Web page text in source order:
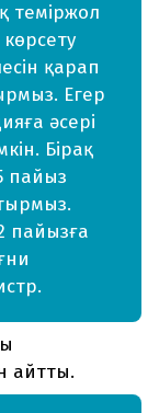
теміржол
қарап
Егер
әсері
Бірақ
пайыз
пайызға
айтты.